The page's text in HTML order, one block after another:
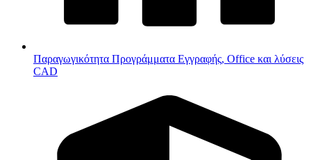
Παραγωγικότητα Προγράμματα Εγγραφής, Office και λύσεις
CAD